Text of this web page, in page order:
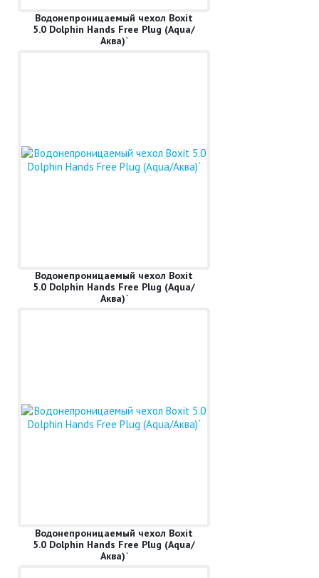
Водонепроницаемый чехол Boxit
5.0 Dolphin Hands Free Plug (Aqua/
Аква)`
Водонепроницаемый чехол Boxit
5.0 Dolphin Hands Free Plug (Aqua/
Аква)`
Водонепроницаемый чехол Boxit
5.0 Dolphin Hands Free Plug (Aqua/
Аква)`